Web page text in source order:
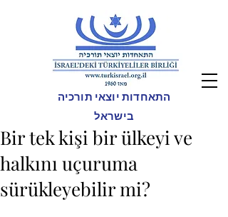
התאחדות יוצאי תורכיה
בישראל
Bir tek kişi bir ülkeyi ve
halkını uçuruma
sürükleyebilir mi?